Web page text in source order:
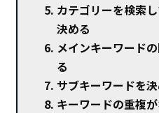
カテゴリーを検索
決める
メインキーワード
る
サブキーワードを
キーワードの重複